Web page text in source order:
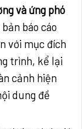
và ứng phó
báo cáo
với mục đích
trình, kể lại
cảnh hiện
dung đề